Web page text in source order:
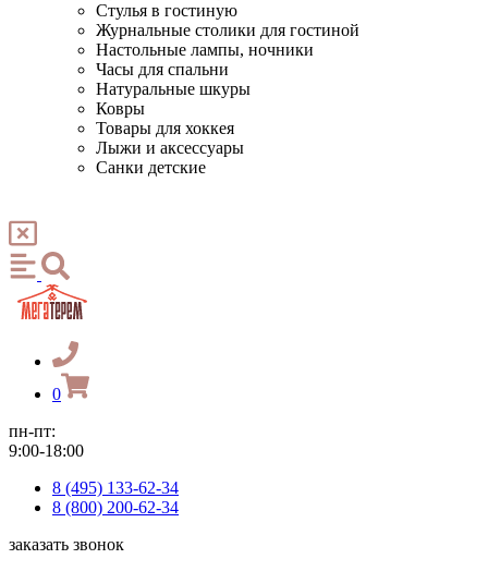
Стулья в гостиную
Журнальные столики для гостиной
Настольные лампы, ночники
Часы для спальни
Натуральные шкуры
Ковры
Товары для хоккея
Лыжи и аксессуары
Санки детские
0
пн-пт:
9:00-18:00
8 (495) 133-62-34
8 (800) 200-62-34
заказать звонок